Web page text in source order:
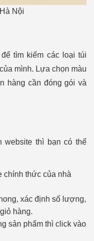
Nội
tìm kiếm các loại túi
mình. Lựa chọn màu
hàng cần đóng gói và
website thì bạn có thể
chính thức của nhà
xác định số lượng,
hàng.
sản phẩm thì click vào